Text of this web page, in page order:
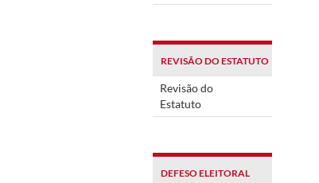
REVISÃO DO ESTATUTO
Revisão do
Estatuto
DEFESO ELEITORAL